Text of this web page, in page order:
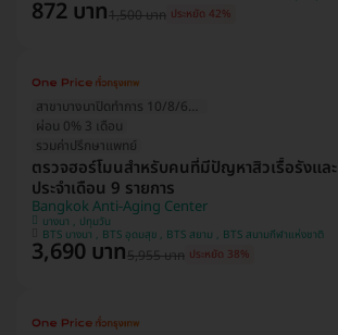
872 บาท1,500 บาท ประหยัด 42%
สาขาบางนาปิดทำการ 10/8/69 (1วัน)
ผ่อน 0% 3 เดือน
รวมค่าปรึกษาแพทย์
ตรวจฮอร์โมนสำหรับคนที่มีปัญหาสิวเรื้อรังและ
ประจำเดือน 9 รายการ
Bangkok Anti-Aging Center
บางนา , ปทุมวัน
BTS บางนา , BTS อุดมสุข , BTS สยาม , BTS สนามกีฬาแห่งชาติ
3,690 บาท5,955 บาท ประหยัด 38%